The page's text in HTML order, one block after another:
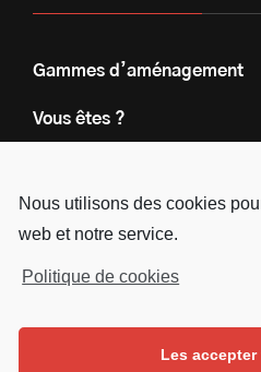
Nous utilisons des cookies
web et notre service.
Politique de cookies
Les accepter
Gammes d’aménagement
Vous êtes ?
Le groupe